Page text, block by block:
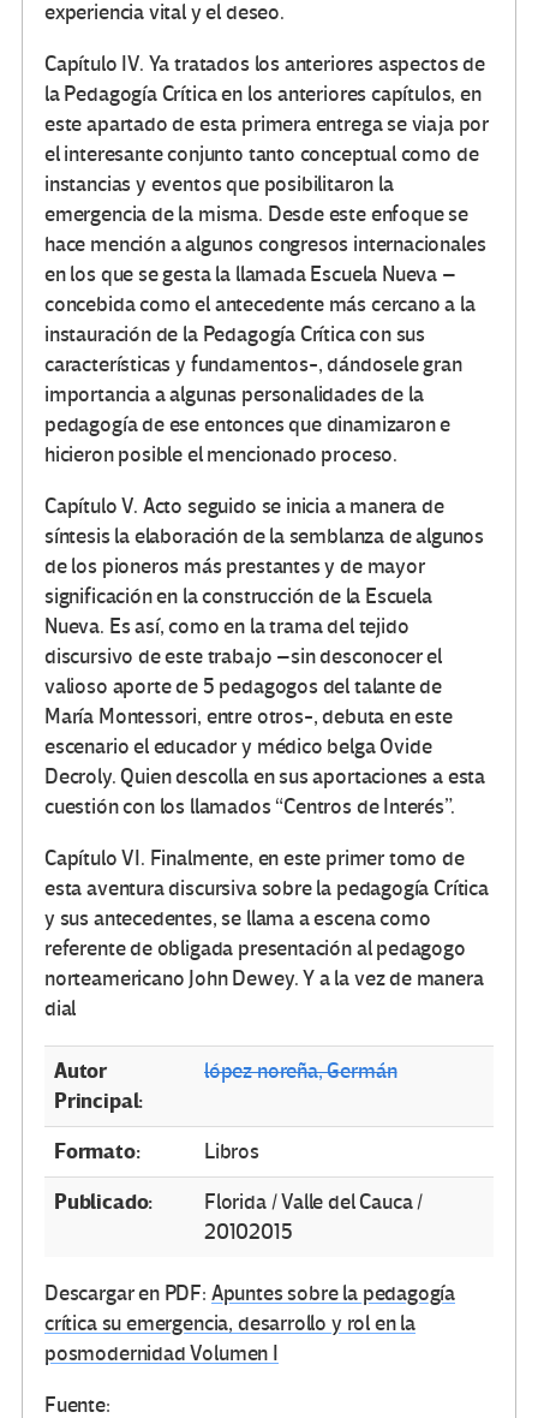
experiencia vital y el deseo.
Capítulo IV. Ya tratados los anteriores aspectos de
la Pedagogía Crítica en los anteriores capítulos, en
este apartado de esta primera entrega se viaja por
el interesante conjunto tanto conceptual como de
instancias y eventos que posibilitaron la
emergencia de la misma. Desde este enfoque se
hace mención a algunos congresos internacionales
en los que se gesta la llamada Escuela Nueva –
concebida como el antecedente más cercano a la
instauración de la Pedagogía Crítica con sus
características y fundamentos-, dándosele gran
importancia a algunas personalidades de la
pedagogía de ese entonces que dinamizaron e
hicieron posible el mencionado proceso.
Capítulo V. Acto seguido se inicia a manera de
síntesis la elaboración de la semblanza de algunos
de los pioneros más prestantes y de mayor
significación en la construcción de la Escuela
Nueva. Es así, como en la trama del tejido
discursivo de este trabajo –sin desconocer el
valioso aporte de 5 pedagogos del talante de
María Montessori, entre otros-, debuta en este
escenario el educador y médico belga Ovide
Decroly. Quien descolla en sus aportaciones a esta
cuestión con los llamados “Centros de Interés”.
Capítulo VI. Finalmente, en este primer tomo de
esta aventura discursiva sobre la pedagogía Crítica
y sus antecedentes, se llama a escena como
referente de obligada presentación al pedagogo
norteamericano John Dewey. Y a la vez de manera
dial
Autor
Principal:
lópez noreña, Germán
Formato: Libros
Publicado:
Florida / Valle del Cauca /
20102015
Descargar en PDF: Apuntes sobre la pedagogía
crítica su emergencia, desarrollo y rol en la
posmodernidad Volumen I
Fuente: